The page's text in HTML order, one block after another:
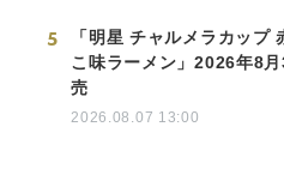
5
「明星 チャルメラカップ
こ味ラーメン」2026年8
売
2026.08.07 13:00